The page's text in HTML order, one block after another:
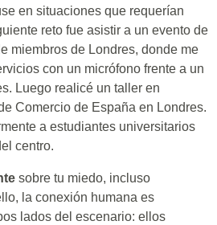
en situaciones que requerían
reto fue asistir a un evento de
miembros de Londres, donde me
con un micrófono frente a un
Luego realicé un taller en
Comercio de España en Londres.
a estudiantes universitarios
centro.
sobre tu miedo, incluso
la conexión humana es
lados del escenario: ellos